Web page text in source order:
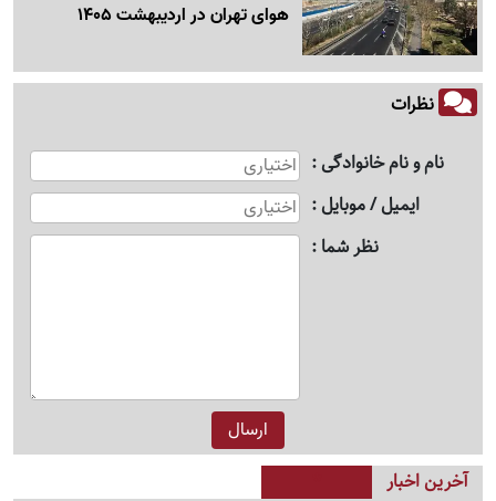
هوای تهران در اردیبهشت 1405
نظرات
نام و نام خانوادگی
ایمیل / موبایل
نظر شما
آخرین اخبار